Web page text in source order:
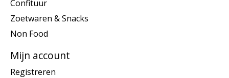
Confituur
Zoetwaren & Snacks
Non Food
Mijn account
Registreren